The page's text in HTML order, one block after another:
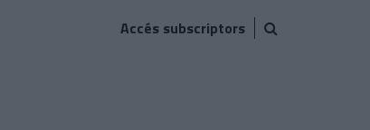
Accés subscriptors